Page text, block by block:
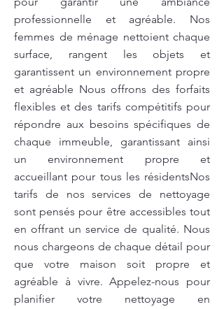
professionnelle et agréable. Nos
femmes de ménage nettoient chaque
surface, rangent les objets et
garantissent un environnement propre
et agréable Nous offrons des forfaits
flexibles et des tarifs compétitifs pour
répondre aux besoins spécifiques de
chaque immeuble, garantissant ainsi
un environnement propre et
accueillant pour tous les résidentsNos
tarifs de nos services de nettoyage
sont pensés pour être accessibles tout
en offrant un service de qualité. Nous
nous chargeons de chaque détail pour
que votre maison soit propre et
agréable à vivre. Appelez-nous pour
planifier votre nettoyage en